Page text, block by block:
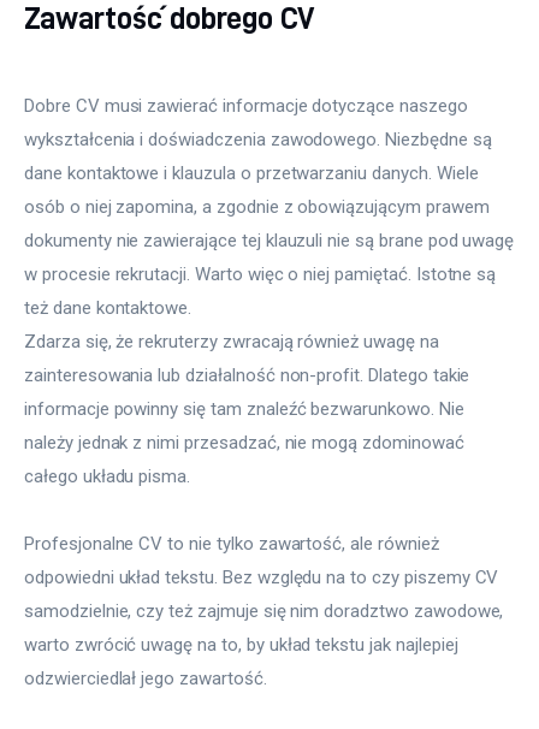
Zawartość dobrego CV
Dobre CV musi zawierać informacje dotyczące naszego
wykształcenia i doświadczenia zawodowego. Niezbędne są
dane kontaktowe i klauzula o przetwarzaniu danych. Wiele
osób o niej zapomina, a zgodnie z obowiązującym prawem
dokumenty nie zawierające tej klauzuli nie są brane pod uwagę
w procesie rekrutacji. Warto więc o niej pamiętać. Istotne są
też dane kontaktowe.
Zdarza się, że rekruterzy zwracają również uwagę na
zainteresowania lub działalność non-profit. Dlatego takie
informacje powinny się tam znaleźć bezwarunkowo. Nie
należy jednak z nimi przesadzać, nie mogą zdominować
całego układu pisma.
Profesjonalne CV to nie tylko zawartość, ale również
odpowiedni układ tekstu. Bez względu na to czy piszemy CV
samodzielnie, czy też zajmuje się nim doradztwo zawodowe,
warto zwrócić uwagę na to, by układ tekstu jak najlepiej
odzwierciedlał jego zawartość.